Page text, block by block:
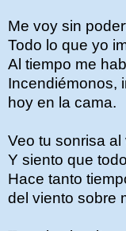
Me voy sin
Todo lo que yo
Al tiempo me
Incendiémonos,
hoy en la cama.
Veo tu sonrisa al
Y siento que
Hace tanto
del viento sobre